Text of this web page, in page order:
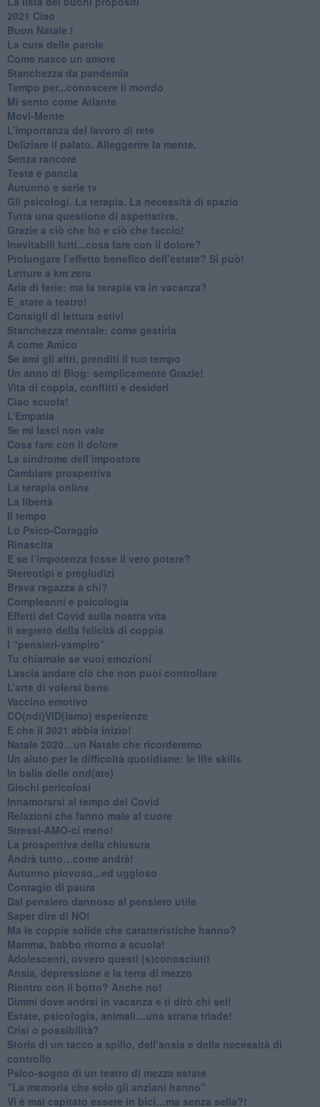
2021 Ciao
Buon Natale !
​La cura delle parole
​Come nasce un amore
Stanchezza da pandemia
​Tempo per...conoscere il mondo
​Mi sento come Atlante
​Movi-Mente
​L’importanza del lavoro di rete
​Deliziare il palato. Alleggerire la mente.
​Senza rancore
​Testa e pancia
​Autunno e serie tv
​Gli psicologi. La terapia. La necessità di spazio
​Tutta una questione di aspettative.
​Grazie a ciò che ho e ciò che faccio!
​Inevitabili lutti...cosa fare con il dolore?
Prolungare l’effetto benefico dell’estate? Si può!
​Letture a km zero
​Aria di ferie: ma la terapia va in vacanza?
​E_state a teatro!
​Consigli di lettura estivi
​Stanchezza mentale: come gestirla
​A come Amico
​Se ami gli altri, prenditi il tuo tempo
​Un anno di Blog: semplicemente Grazie!
​Vita di coppia, conflitti e desideri
​Ciao scuola!
​L’Empatia
​Se mi lasci non vale
Cosa fare con il dolore
​La sindrome dell’impostore
​Cambiare prospettiva
La terapia online
La libertà
​Il tempo
​Lo Psico-Coraggio
Rinascita
​E se l’impotenza fosse il vero potere?
Stereotipi e pregiudizi
​Brava ragazza a chi?
​Compleanni e psicologia
Effetti del Covid sulla nostra vita
Il segreto della felicità di coppia
​I “pensieri-vampiro”
​Tu chiamale se vuoi emozioni
​Lascia andare ciò che non puoi controllare
L’arte di volersi bene
​Vaccino emotivo
CO(ndi)VID(iamo) esperienze
​E che il 2021 abbia inizio!
​Natale 2020…un Natale che ricorderemo
Un aiuto per le difficoltà quotidiane: le life skills
​In balia delle ond(ate)
Giochi pericolosi
Innamorarsi al tempo del Covid
​Relazioni che fanno male al cuore
​Stressi-AMO-ci meno!
​La prospettiva della chiusura
​Andrà tutto…come andrà!
Autunno piovoso...ed uggioso
​Contagio di paura
​Dal pensiero dannoso al pensiero utile
​Saper dire di NO!
​Ma le coppie solide che caratteristiche hanno?
​Mamma, babbo ritorno a scuola!
Adolescenti, ovvero questi (s)conosciuti!
Ansia, depressione e la terra di mezzo
​Rientro con il botto? Anche no!
Dimmi dove andrai in vacanza e ti dirò chi sei!
​Estate, psicologia, animali…una strana triade!
​Crisi o possibilità?
​Storia di un tacco a spillo, dell’ansia e della necessità di
controllo
​Psico-sogno di un teatro di mezza estate
"La memoria che solo gli anziani hanno"
​Vi è mai capitato essere in bici…ma senza sella?!